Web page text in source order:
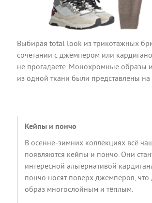
Выбирая total look из трикотажных
сочетании с джемпером или
не прогадаете. Монохромные образы
из одной ткани были представлены
Кейпы и пончо
В осенне-зимних коллекциях всё
появляются кейпы и пончо. Они
интересной альтернативой
пончо носят поверх джемперов, что
образ многослойным и тёплым.